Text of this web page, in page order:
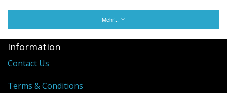
Mehr...
Information
Contact Us
Terms & Conditions